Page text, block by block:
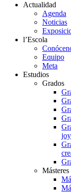
Actualidad
Agenda
Noticias
l’Escola
Equipo
Meta
Estudios
Grados
Másteres